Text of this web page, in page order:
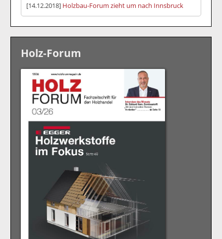
[14.12.2018] Holzbau-Forum zieht um nach Innsbruck
Holz-Forum